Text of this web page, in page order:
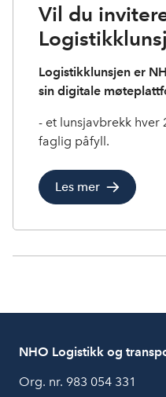
Vil du
Logistikklunsjen er
sin digitale
- et lunsjavbrekk hver
faglig påfyll.
Les mer
NHO Logistikk og
Org. nr. 983 054 331